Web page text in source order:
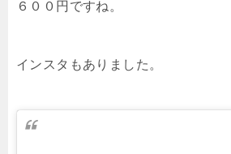
６００円ですね。
インスタもありました。